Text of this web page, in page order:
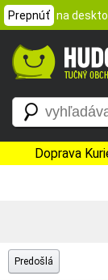
Prepnúť na
Doprava
Predošlá